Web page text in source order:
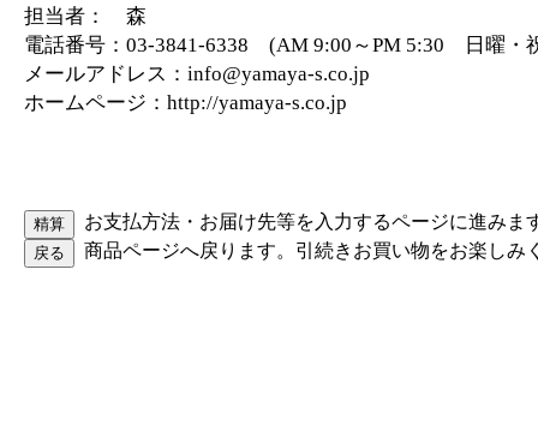
担当者： 森
電話番号：03-3841-6338 (AM 9:00～PM 5:30 日曜・
メールアドレス：info@yamaya-s.co.jp
ホームページ：http://yamaya-s.co.jp
お支払方法・お届け先等を入力するページに進みま
商品ページへ戻ります。引続きお買い物をお楽しみ